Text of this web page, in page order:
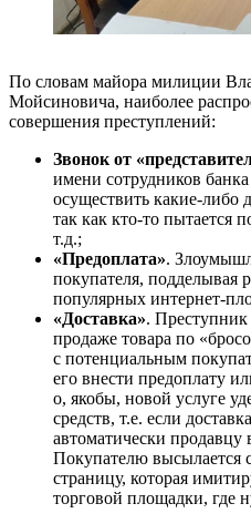
По словам майора милиции
Мойсиновича, наиболее
совершения преступлений:
Звонок от
имени сотрудников
осуществить какие-либо
так как кто-то пытается
т.д.;
«Предоплата».
покупателя, подделывая
популярных интернет-
«Доставка». Преступник
продаже товара по
с потенциальным
его внести предоплату
о, якобы, новой услуге
средств, т.е. если
автоматически продавцу
Покупателю высылается
страницу, которая
торговой площадки, где